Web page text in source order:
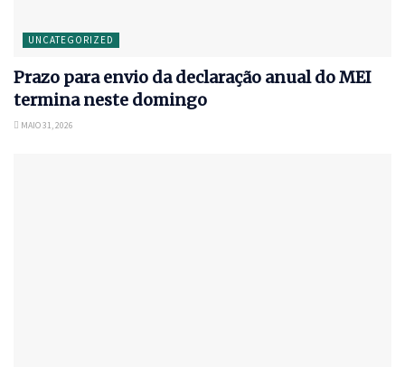
UNCATEGORIZED
Prazo para envio da declaração anual do MEI
termina neste domingo
MAIO 31, 2026